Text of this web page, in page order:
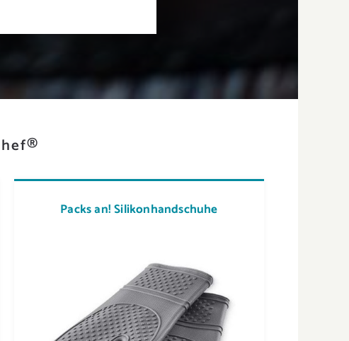
Packs an! Silikonhandschuhe